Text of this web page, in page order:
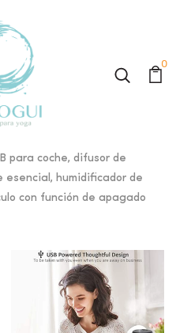
0
para coche, difusor de
humidificador de
con función de apagado